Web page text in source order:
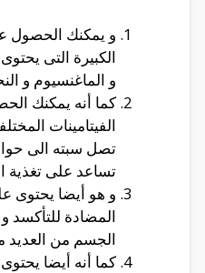
و يمكنك الحصول
الكبيرة التى
و الماغنسيوم و
كما أنه يمكنك
تساعد على تغذية
و هو أيضا يحتوى
المضادة للتأكسد
الجسم من العديد
كما أنه أيضا